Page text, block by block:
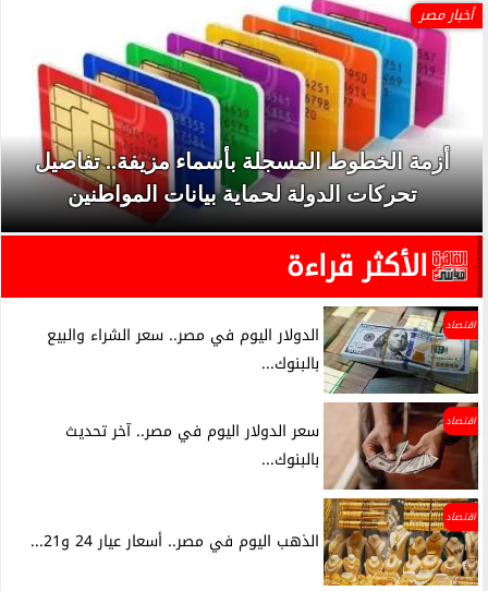
أخبار مصر
أزمة الخطوط المسجلة بأسماء مزيفة.. تفاصيل
تحركات الدولة لحماية بيانات المواطنين
الأكثر قراءة
اقتصاد
الدولار اليوم في مصر.. سعر الشراء والبيع
بالبنوك...
اقتصاد
سعر الدولار اليوم في مصر.. آخر تحديث
بالبنوك...
اقتصاد
الذهب اليوم في مصر.. أسعار عيار 24 و21...